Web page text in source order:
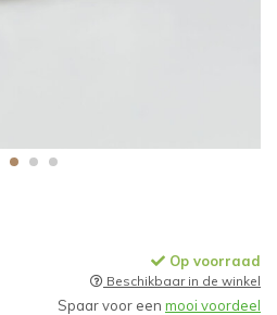
Op voorraad
Beschikbaar in de winkel
Spaar voor een mooi voordeel